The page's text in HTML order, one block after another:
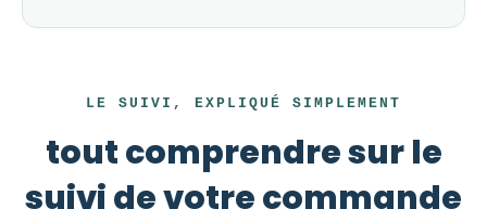
LE SUIVI, EXPLIQUÉ SIMPLEMENT
tout comprendre sur le
suivi de votre commande